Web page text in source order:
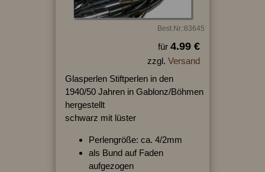
Best.Nr.:63645
für 4.99 €
zzgl. Versand
Glasperlen Stiftperlen in den
1940/50 Jahren in Gablonz/Böhmen
hergestellt
schwarz mit lüster
Perlengröße: ca. 4/2mm
als Bund auf Faden
aufgezogen